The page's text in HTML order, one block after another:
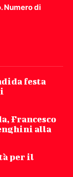
Numero di
festa
Francesco
alla
per il